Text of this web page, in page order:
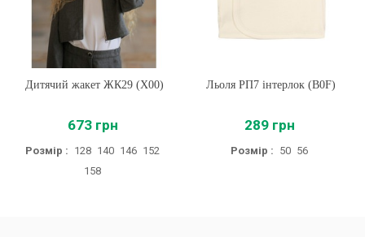
Дитячий жакет ЖК29 (X00)
673 грн
Розмір : 128 140 146 152
158
Льоля РП7 інтерлок (B0F)
289 грн
Розмір : 50 56